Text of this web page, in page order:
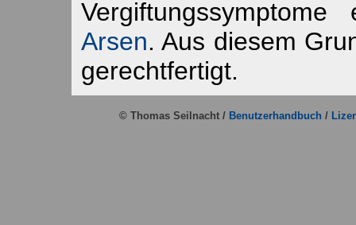
Arsen. Aus diesem
gerechtfertigt.
© Thomas Seilnacht / Benutzerhandbuch /